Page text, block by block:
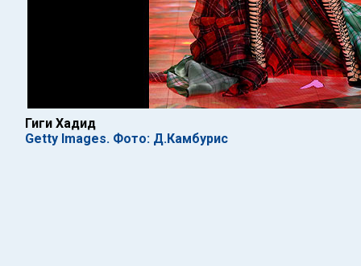
Гиги Хадид
Getty Images. Фото: Д.Камбурис